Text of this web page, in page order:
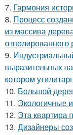
7. Гармония
8. Процесс
из массива
отполированного
9.
выразительных
котором
10. Большой
11. Экологичные
12. Эта квартира
13. Дизайнеры